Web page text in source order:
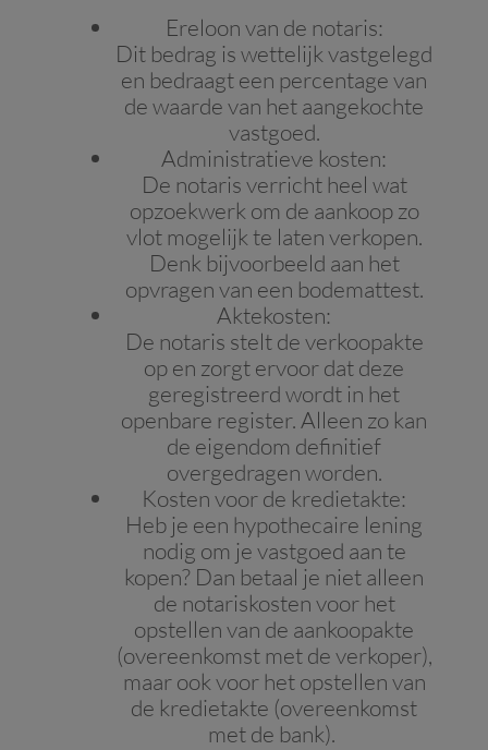
Ereloon van de notaris:
Dit bedrag is wettelijk vastgelegd
en bedraagt een percentage van
de waarde van het aangekochte
vastgoed.
Administratieve kosten:
De notaris verricht heel wat
opzoekwerk om de aankoop zo
vlot mogelijk te laten verkopen.
Denk bijvoorbeeld aan het
opvragen van een bodemattest.
Aktekosten:
De notaris stelt de verkoopakte
op en zorgt ervoor dat deze
geregistreerd wordt in het
openbare register. Alleen zo kan
de eigendom definitief
overgedragen worden.
Kosten voor de kredietakte:
Heb je een hypothecaire lening
nodig om je vastgoed aan te
kopen? Dan betaal je niet alleen
de notariskosten voor het
opstellen van de aankoopakte
(overeenkomst met de verkoper),
maar ook voor het opstellen van
de kredietakte (overeenkomst
met de bank).